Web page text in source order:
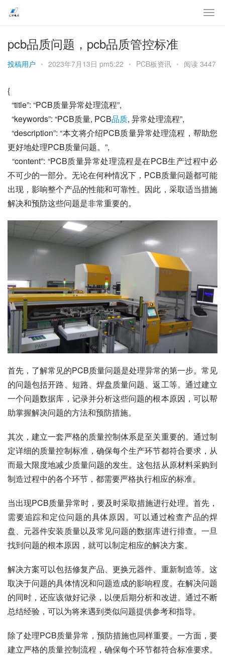
pcb品质问题，pcb品质管控标准
投稿用户 • 2023年7月13日 pm5:22 • PCB板资讯 • 阅读 3447
{
  “title”: “PCB质量异常处理流程”,
  “keywords”: “PCB质量, PCB
品质, 异常处理流程”,
  “description”: “本文将介绍PCB质量异常处理流程，帮助您
更好地处理PCB质量问题。”,
  “content”: “PCB质量异常处理流程是在PCB生产过程中必
不可少的一部分。无论在何种情况下，PCB质量问题都可能
出现，影响整个产品的性能和可靠性。因此，采取适当措施
解决和预防这些问题是非常重要的。
首先，了解常见的PCB质量问题是处理异常的第一步。常见
的问题包括开路、短路、焊盘质量问题、返工等。通过建立
一个问题数据库，记录并分析这些问题的根本原因，可以帮
助掌握解决问题的方法和预防措施。
其次，建立一套严格的质量控制体系是至关重要的。通过制
定详细的质量控制标准，确保每个生产环节都符合要求，从
而最大限度地减少质量问题的发生。这包括从原材料采购到
制造过程中的各个环节，都需要严格执行相应的标准。
当出现PCB质量异常时，要及时采取措施进行处理。首先，
需要追踪和定位问题的具体原因。可以通过检查产品的焊
盘、元器件安装质量以及常见问题的数据库进行排查。一旦
找到问题的根本原因，就可以制定相应的解决方案。
解决方案可以包括修复产品、更换元器件、重新制造等。这
取决于问题的具体情况和问题造成的影响程度。在解决问题
的同时，还应该做好记录，以便后期分析和改进。通过不断
总结经验，可以为将来遇到类似问题提供参考和指导。
除了处理PCB质量异常，预防措施也同样重要。一方面，要
建立严格的质量控制流程，确保每个环节都符合标准要求。